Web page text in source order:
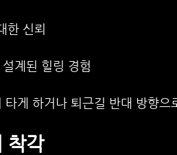
한 신뢰
계된 힐링 경험
게 하거나 퇴근길 반대 방향으
착각